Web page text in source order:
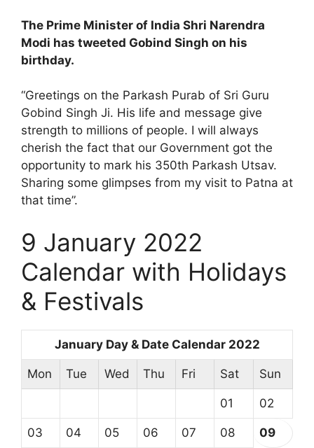
The Prime Minister of India Shri Narendra
Modi has tweeted Gobind Singh on his
birthday.
“Greetings on the Parkash Purab of Sri Guru
Gobind Singh Ji. His life and message give
strength to millions of people. I will always
cherish the fact that our Government got the
opportunity to mark his 350th Parkash Utsav.
Sharing some glimpses from my visit to Patna at
that time”.
9 January 2022
Calendar with Holidays
& Festivals
January Day & Date Calendar 2022
Mon Tue Wed Thu Fri Sat Sun
01 02
03 04 05 06 07 08 09